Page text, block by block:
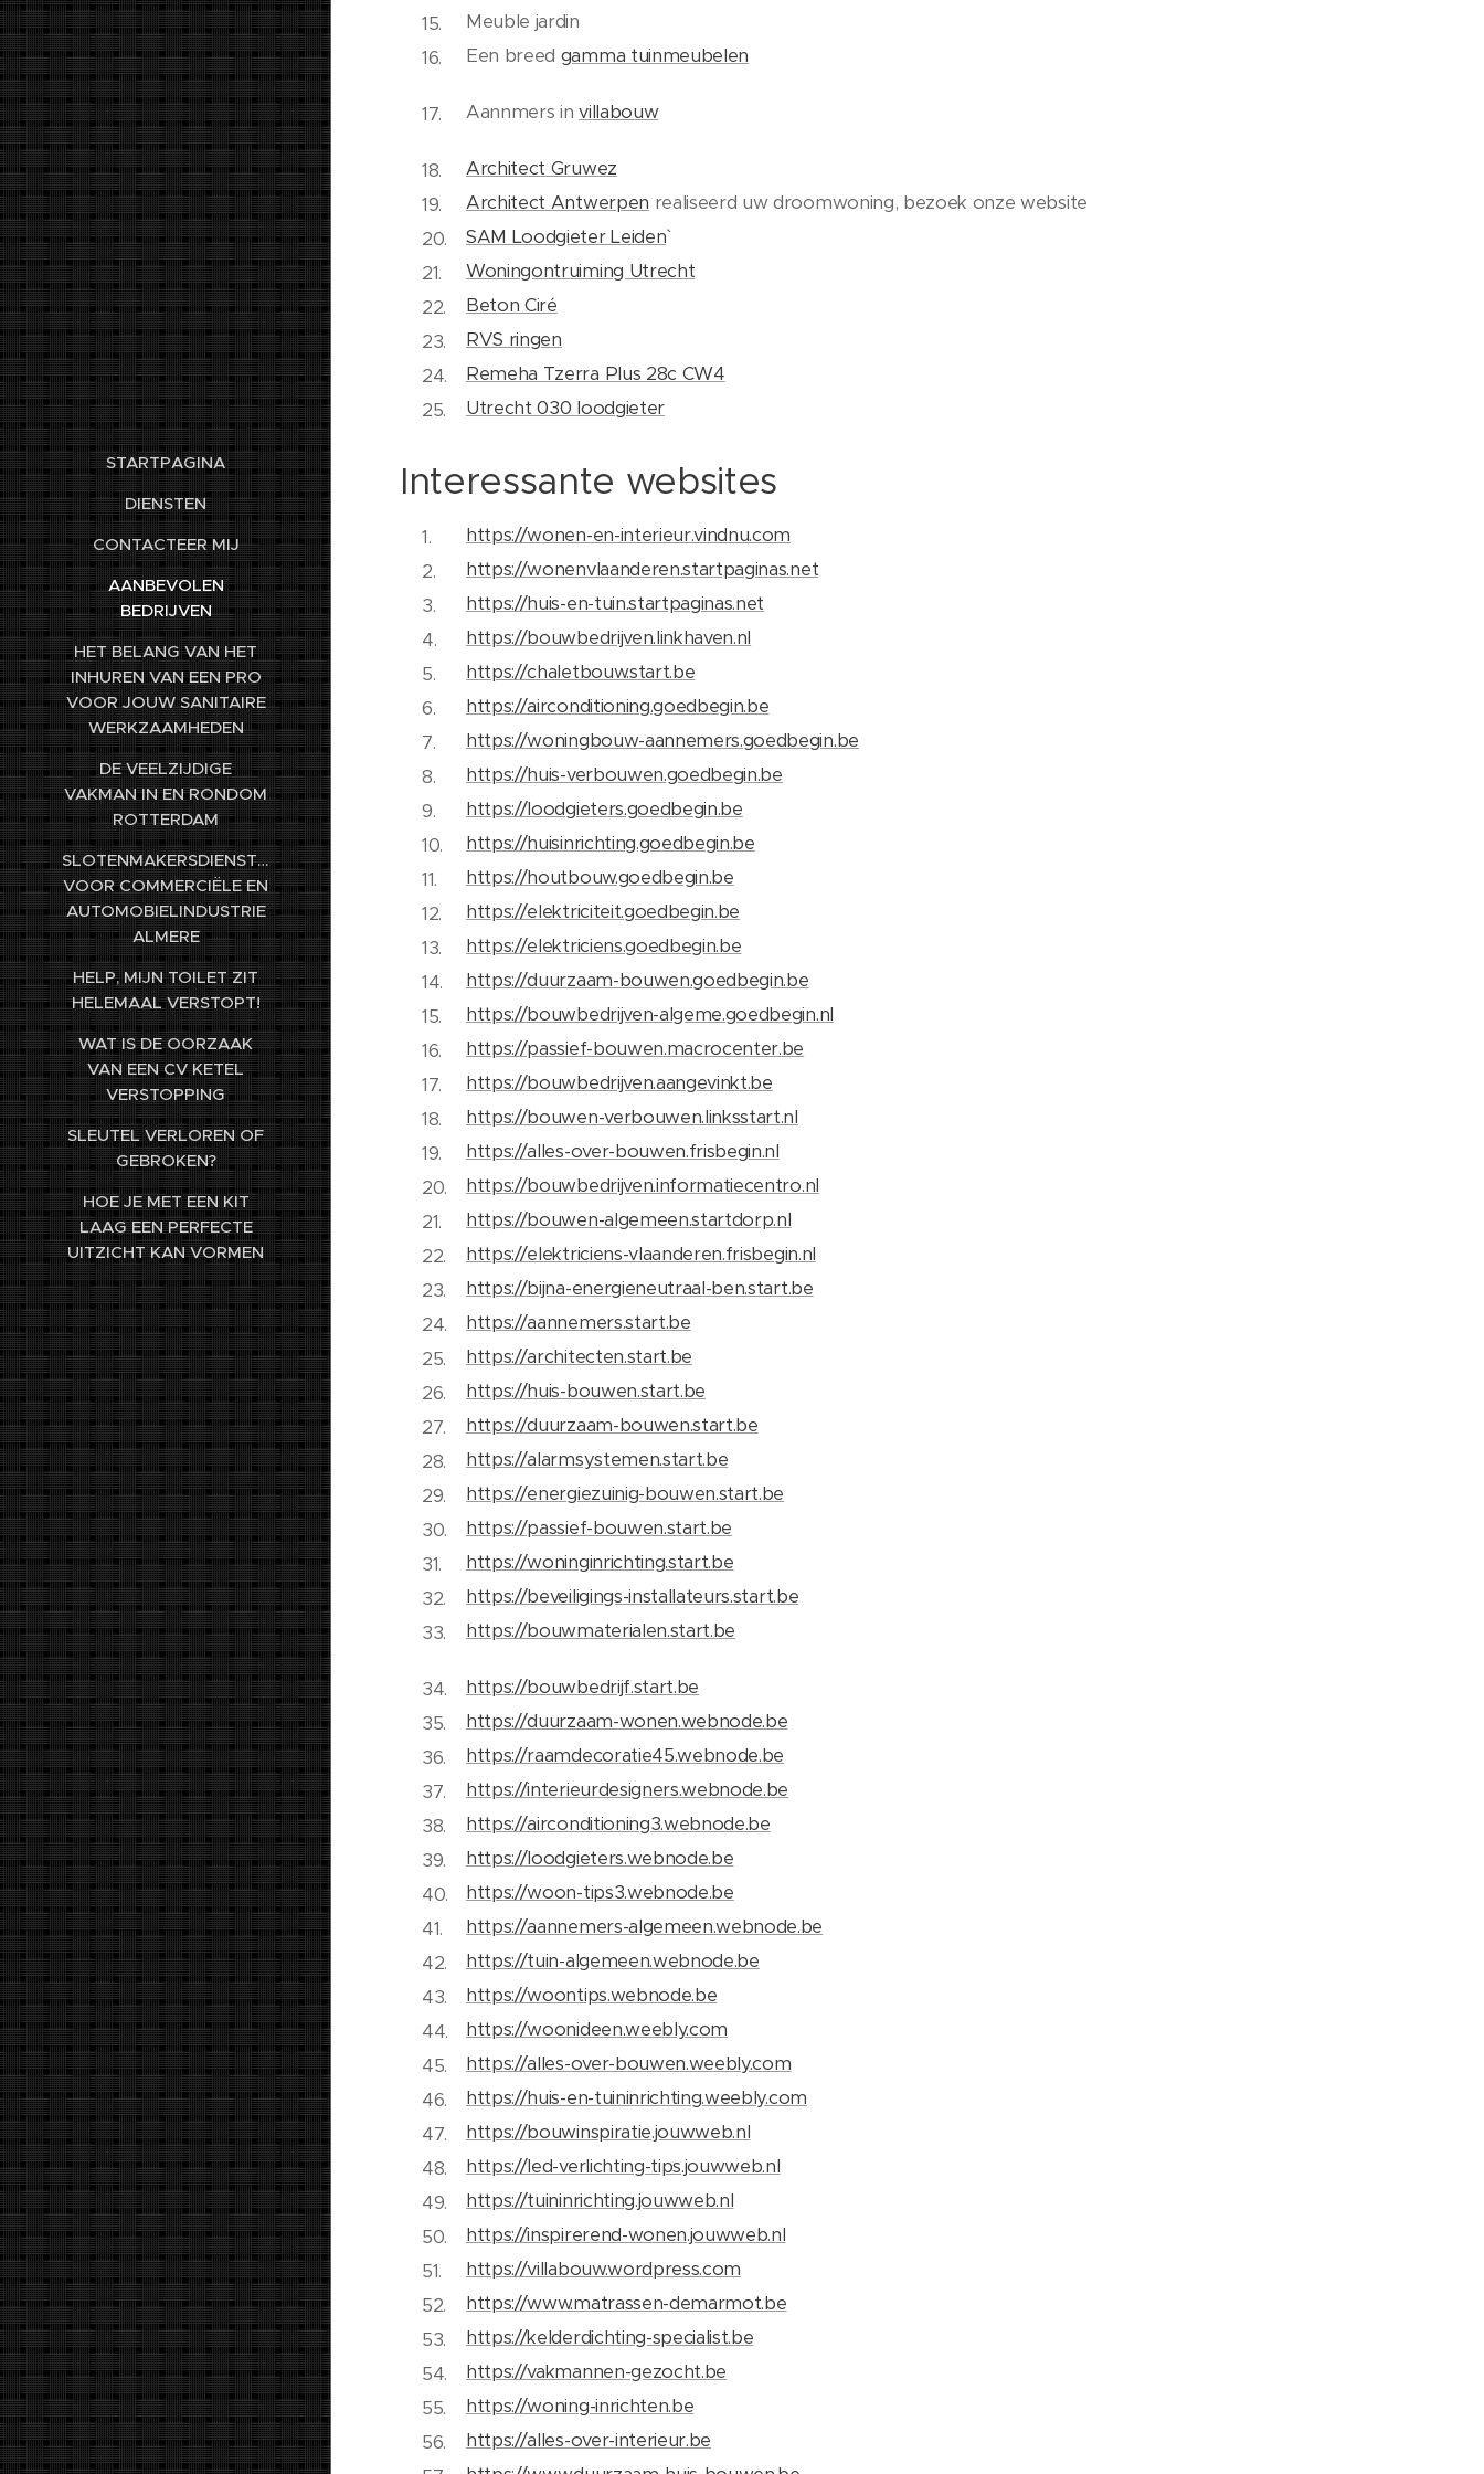
STARTPAGINA
DIENSTEN
CONTACTEER MIJ
AANBEVOLEN
BEDRIJVEN
HET BELANG VAN HET
INHUREN VAN EEN PRO
VOOR JOUW SANITAIRE
WERKZAAMHEDEN
DE VEELZIJDIGE
VAKMAN IN EN RONDOM
ROTTERDAM
SLOTENMAKERSDIENSTEN
VOOR COMMERCIËLE EN
AUTOMOBIELINDUSTRIE
ALMERE
HELP, MIJN TOILET ZIT
HELEMAAL VERSTOPT!
WAT IS DE OORZAAK
VAN EEN CV KETEL
VERSTOPPING
SLEUTEL VERLOREN OF
GEBROKEN?
HOE JE MET EEN KIT
LAAG EEN PERFECTE
UITZICHT KAN VORMEN
Meuble jardin
Een breed gamma tuinmeubelen
Aannmers invillabouw
Architect Gruwez
Architect Antwerpen realiseerd uw droomwoning, bezoek onze website
SAM Loodgieter Leiden`
Woningontruiming Utrecht
Beton Ciré
RVS ringen
Remeha Tzerra Plus 28c CW4
Utrecht 030 loodgieter
Interessante websites
https://wonen-en-interieur.vindnu.com
https://wonenvlaanderen.startpaginas.net
https://huis-en-tuin.startpaginas.net
https://bouwbedrijven.linkhaven.nl
https://chaletbouw.start.be
https://airconditioning.goedbegin.be
https://woningbouw-aannemers.goedbegin.be
https://huis-verbouwen.goedbegin.be
https://loodgieters.goedbegin.be
https://huisinrichting.goedbegin.be
https://houtbouw.goedbegin.be
https://elektriciteit.goedbegin.be
https://elektriciens.goedbegin.be
https://duurzaam-bouwen.goedbegin.be
https://bouwbedrijven-algeme.goedbegin.nl
https://passief-bouwen.macrocenter.be
https://bouwbedrijven.aangevinkt.be
https://bouwen-verbouwen.linksstart.nl
https://alles-over-bouwen.frisbegin.nl
https://bouwbedrijven.informatiecentro.nl
https://bouwen-algemeen.startdorp.nl
https://elektriciens-vlaanderen.frisbegin.nl
https://bijna-energieneutraal-ben.start.be
https://aannemers.start.be
https://architecten.start.be
https://huis-bouwen.start.be
https://duurzaam-bouwen.start.be
https://alarmsystemen.start.be
https://energiezuinig-bouwen.start.be
https://passief-bouwen.start.be
https://woninginrichting.start.be
https://beveiligings-installateurs.start.be
https://bouwmaterialen.start.be
https://bouwbedrijf.start.be
https://duurzaam-wonen.webnode.be
https://raamdecoratie45.webnode.be
https://interieurdesigners.webnode.be
https://airconditioning3.webnode.be
https://loodgieters.webnode.be
https://woon-tips3.webnode.be
https://aannemers-algemeen.webnode.be
https://tuin-algemeen.webnode.be
https://woontips.webnode.be
https://woonideen.weebly.com
https://alles-over-bouwen.weebly.com
https://huis-en-tuininrichting.weebly.com
https://bouwinspiratie.jouwweb.nl
https://led-verlichting-tips.jouwweb.nl
https://tuininrichting.jouwweb.nl
https://inspirerend-wonen.jouwweb.nl
https://villabouw.wordpress.com
https://www.matrassen-demarmot.be
https://kelderdichting-specialist.be
https://vakmannen-gezocht.be
https://woning-inrichten.be
https://alles-over-interieur.be